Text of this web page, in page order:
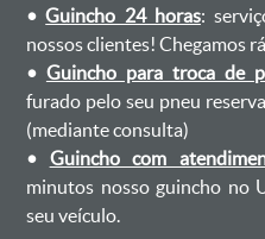
•Guincho 24 horas:
nossos clientes! Chegamos
• Guincho para troca de
furado pelo seu pneu
(mediante consulta)
• Guincho com
minutos nosso guincho no
seu veículo.